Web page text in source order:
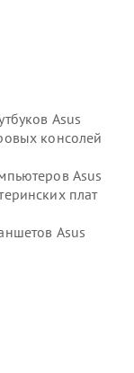
Asus
консолей
Asus
плат
Asus